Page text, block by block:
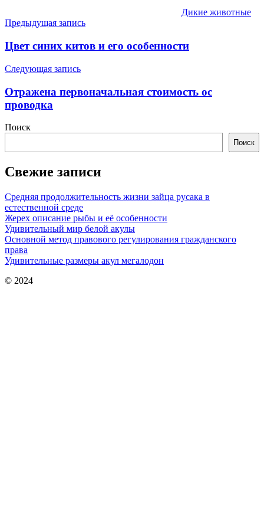
Дикие животные
Навигация
по
записям
Предыдущая запись
Цвет синих китов и его особенности
Следующая запись
Отражена первоначальная стоимость ос
проводка
Поиск
Поиск
Свежие записи
Средняя продолжительность жизни зайца русака в
естественной среде
Жерех описание рыбы и её особенности
Удивительный мир белой акулы
Основной метод правового регулирования гражданского
права
Удивительные размеры акул мегалодон
© 2024